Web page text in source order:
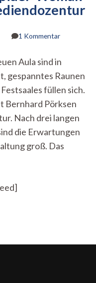
1 Kommentarzu
alias
„Spider-
Woman“
bei
der
Tübinger
2022
Aula sind in
gespanntes Raunen
füllen sich.
Bernhard Pörksen
Nach drei langen
die Erwartungen
groß. Das